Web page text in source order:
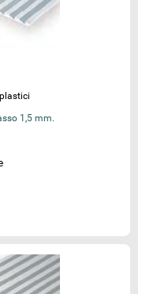
1,5 mm.